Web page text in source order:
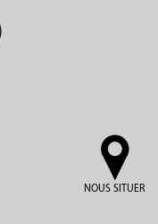
NOUS SITUER